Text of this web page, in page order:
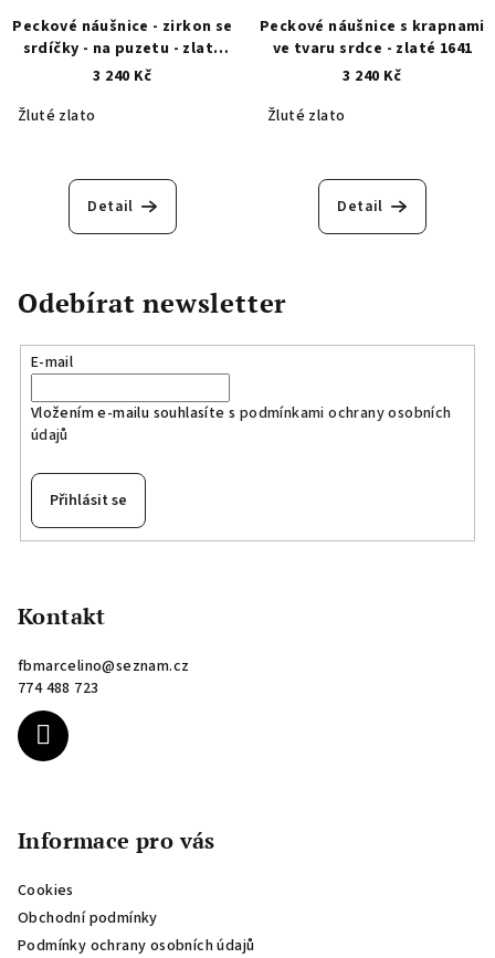
Peckové náušnice - zirkon se
srdíčky - na puzetu - zlaté
1786
3 240 Kč
Žluté zlato
Detail
Peckové náušnice s krapnami
ve tvaru srdce - zlaté 1641
3 240 Kč
Žluté zlato
Detail
Odebírat newsletter
E-mail
Vložením e-mailu souhlasíte s podmínkami ochrany osobních
údajů
Přihlásit se
Kontakt
fbmarcelino@seznam.cz
774 488 723
Informace pro vás
Cookies
Obchodní podmínky
Podmínky ochrany osobních údajů